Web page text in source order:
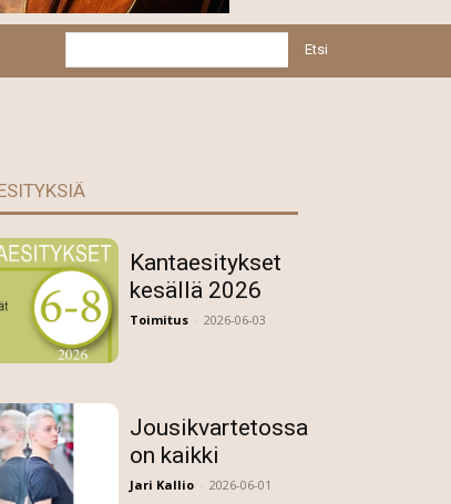
Etsi
Kantaesitykset
kesällä 2026
Toimitus - 2026-06-03
Jousikvartetossa
on kaikki
Jari Kallio - 2026-06-01